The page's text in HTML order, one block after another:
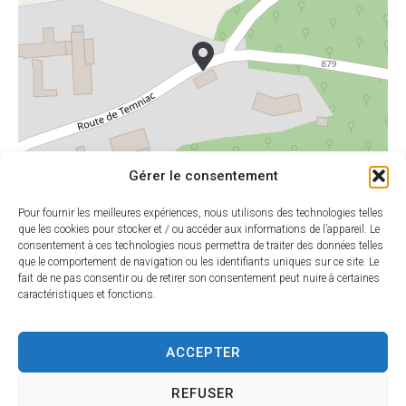
Gérer le consentement
Pour fournir les meilleures expériences, nous utilisons des technologies telles
que les cookies pour stocker et / ou accéder aux informations de l’appareil. Le
consentement à ces technologies nous permettra de traiter des données telles
que le comportement de navigation ou les identifiants uniques sur ce site. Le
fait de ne pas consentir ou de retirer son consentement peut nuire à certaines
caractéristiques et fonctions.
ACCEPTER
REFUSER
Leaflet|©OpenStreetMapcontributors
MAIRIE DE
SARLAT
D'OUVERTU